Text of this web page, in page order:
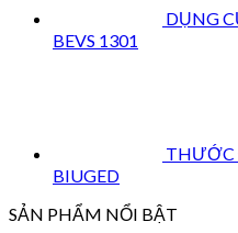
DỤNG
BEVS 1301
THƯỚC
BIUGED
SẢN PHẨM NỔI BẬT